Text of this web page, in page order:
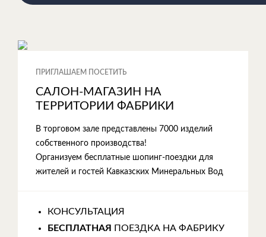
ПРИГЛАШАЕМ ПОСЕТИТЬ
САЛОН-МАГАЗИН НА
ТЕРРИТОРИИ ФАБРИКИ
В торговом зале представлены 7000 изделий
собственного производства!
Организуем бесплатные шопинг-поездки для
жителей и гостей Кавказских Минеральных Вод
КОНСУЛЬТАЦИЯ
БЕСПЛАТНАЯ
ПОЕЗДКА НА ФАБРИКУ